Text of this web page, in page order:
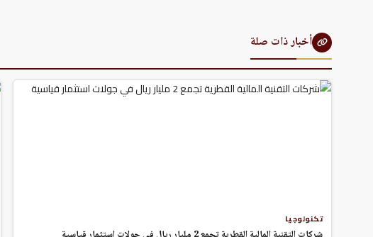
Masal Oku
Hacklink
Hacklink panel
Hacklink panel
Hacklink panel
أخبار ذات صلة
تكنولوجيا